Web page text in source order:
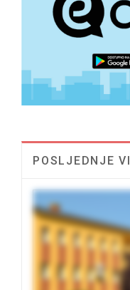
POSLJEDNJE